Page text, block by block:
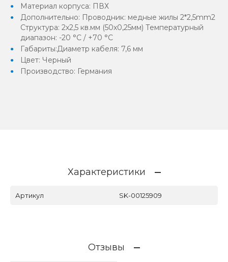
Материал корпуса: ПВХ
Дополнительно: Проводник: медные жилы 2*2,5mm2
Структура: 2х2,5 кв.мм (50х0,25мм) Температурный
диапазон: -20 °C / +70 °C
Габариты:Диаметр кабеля: 7,6 мм
Цвет: Черный
Производство: Германия
Характеристики
Артикул SK-00125909
Отзывы